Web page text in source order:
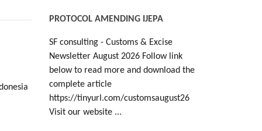
PROTOCOL AMENDING IJEPA
SF consulting - Customs & Excise
Newsletter August 2026 Follow link
below to read more and download the
complete article
https://tinyurl.com/customsaugust26
Visit our website ...